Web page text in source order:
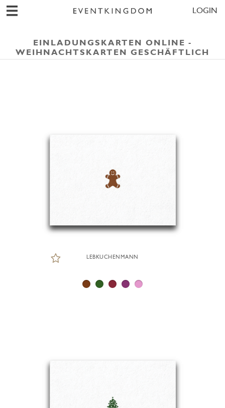
LOGIN
EINLADUNGSKARTEN ONLINE -
WEIHNACHTSKARTEN GESCHÄFTLICH
LEBKUCHENMANN